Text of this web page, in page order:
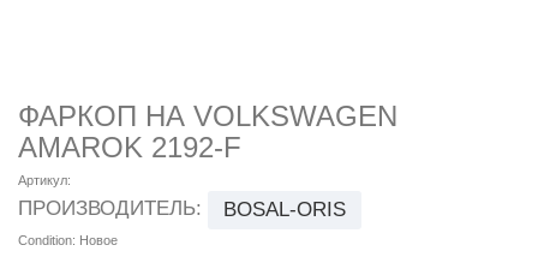
ФАРКОП НА VOLKSWAGEN
AMAROK 2192-F
Артикул:
ПРОИЗВОДИТЕЛЬ: BOSAL-ORIS
Condition: Новое